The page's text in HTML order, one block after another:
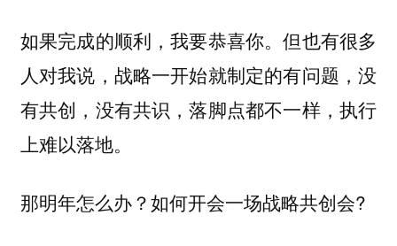
如果完成的顺利，我要恭喜你。但也有很多
人对我说，战略一开始就制定的有问题，没
有共创，没有共识，落脚点都不一样，执行
上难以落地。
那明年怎么办？如何开会一场战略共创会?